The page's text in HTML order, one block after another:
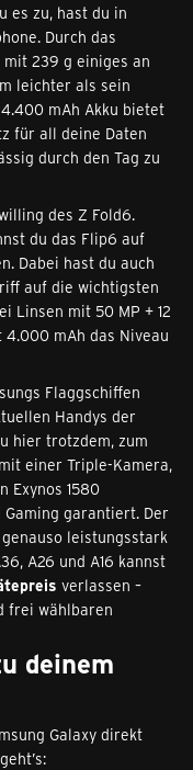
es zu, hast du in
Durch das
239 g einiges an
leichter als sein
mAh Akku bietet
für all deine Daten
durch den Tag zu
des Z Fold6.
du das Flip6 auf
Dabei hast du auch
auf die wichtigsten
Linsen mit 50 MP + 12
mAh das Niveau
Flaggschiffen
Handys der
hier trotzdem, zum
einer Triple-Kamera,
Exynos 1580
garantiert. Der
leistungsstark
A26 und A16 kannst
verlassen –
frei wählbaren
deinem
Galaxy direkt